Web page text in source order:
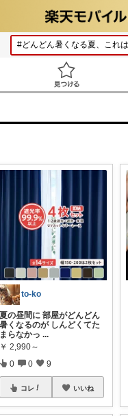
to-ko
夏の昼間に 部屋がどんどん
暑くなるのが しんどくてた
まらなかっ ...
￥ 2,990～
0 0 9
コレ いいね